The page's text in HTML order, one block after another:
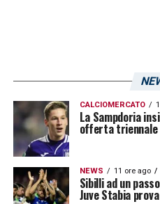
CALCIOMERCATO
La Sampdoria
offerta triennale
NEWS 11 ore ago
Sibilli ad un
Juve Stabia